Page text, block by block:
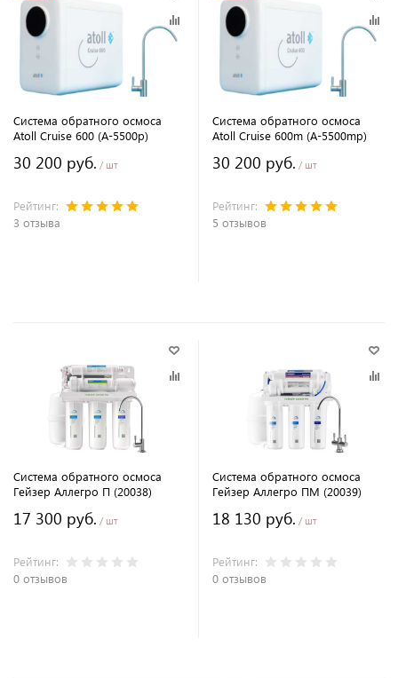
Система обратного осмоса
Atoll Cruise 600 (A-5500p)
30 200 руб. / шт
Рейтинг:
3 отзыва
Система обратного осмоса
Atoll Cruise 600m (A-5500mp)
30 200 руб. / шт
Рейтинг:
5 отзывов
Система обратного осмоса
Гейзер Аллегро П (20038)
17 300 руб. / шт
Рейтинг:
0 отзывов
Система обратного осмоса
Гейзер Аллегро ПМ (20039)
18 130 руб. / шт
Рейтинг:
0 отзывов